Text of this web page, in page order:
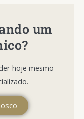
um
hoje mesmo